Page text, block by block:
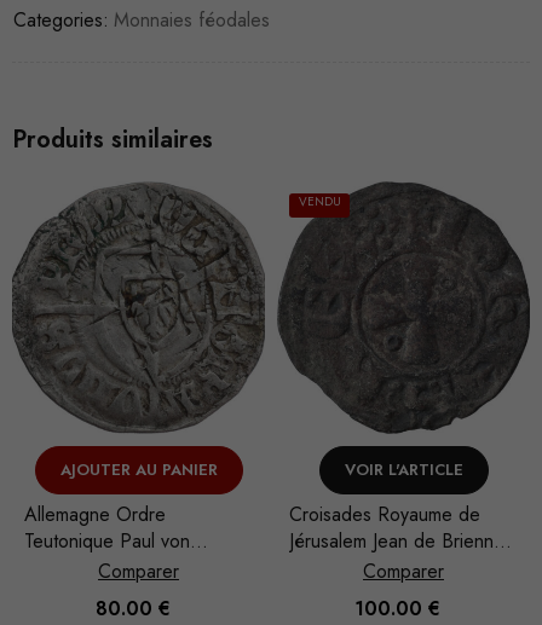
Categories: Monnaies féodales
Produits similaires
AJOUTER AU PANIER
Allemagne Ordre
Teutonique Paul von
Rusdorf Schilling
Comparer
80.00 €
VENDU
VOIR L'ARTICLE
Croisades Royaume de
Jérusalem Jean de Brienne
Comparer
100.00 €